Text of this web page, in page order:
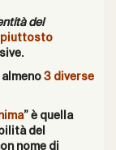
del
piuttosto
3 diverse
” è quella
del
nome di